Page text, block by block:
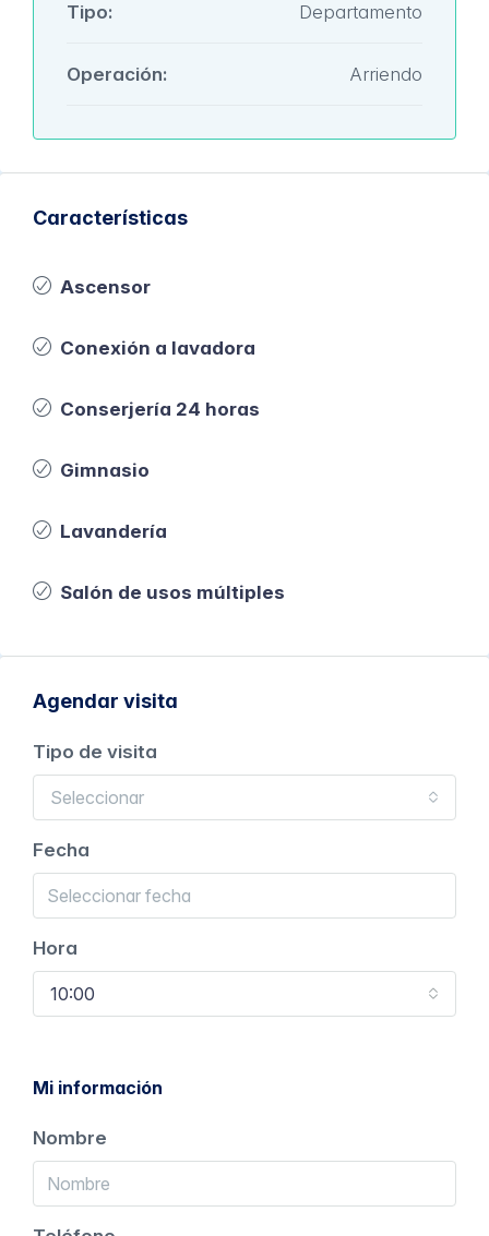
Tipo: Departamento
Operación: Arriendo
Características
Ascensor
Conexión a lavadora
Conserjería 24 horas
Gimnasio
Lavandería
Salón de usos múltiples
Agendar visita
Tipo de visita
Seleccionar
Fecha
Hora
10:00
Mi información
Nombre